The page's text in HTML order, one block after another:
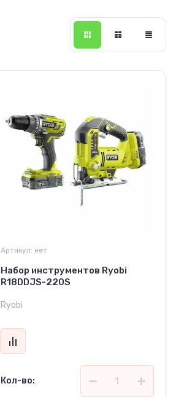
Артикул: нет
Набор инструментов Ryobi
R18DDJS-220S
Ryobi
Кол-во: